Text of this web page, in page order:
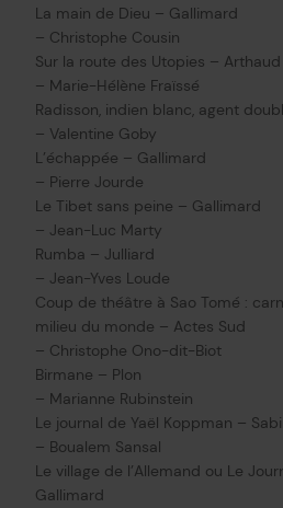
La main de Dieu – Gallimard
– Christophe Cousin
Sur la route des Utopies – Arthaud
– Marie-Hélène Fraïssé
Radisson, indien blanc, agent
– Valentine Goby
L’échappée – Gallimard
– Pierre Jourde
Le Tibet sans peine – Gallimard
– Jean-Luc Marty
Rumba – Julliard
– Jean-Yves Loude
Coup de théâtre à Sao Tomé :
milieu du monde – Actes Sud
– Christophe Ono-dit-Biot
Birmane – Plon
– Marianne Rubinstein
Le journal de Yaël Koppman –
– Boualem Sansal
Le village de l’Allemand ou Le
Gallimard